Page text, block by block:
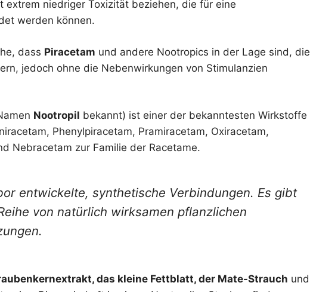
extrem niedriger Toxizität beziehen, die für eine
werden können.
dass Piracetam und andere Nootropics in der Lage sind, die
jedoch ohne die Nebenwirkungen von Stimulanzien
Nootropil bekannt) ist einer der bekanntesten Wirkstoffe
Phenylpiracetam, Pramiracetam, Oxiracetam,
Nebracetam zur Familie der Racetame.
entwickelte, synthetische Verbindungen. Es gibt
von natürlich wirksamen pflanzlichen
das kleine Fettblatt, der Mate-Strauch und